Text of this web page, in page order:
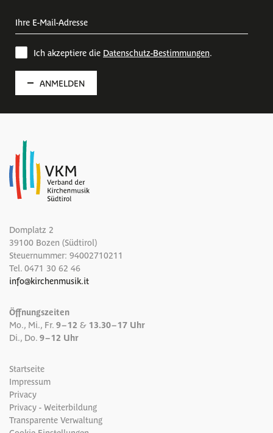
Ich akzeptiere die Datenschutz-Bestimmungen
ANMELDEN
Domplatz 2
39100 Bozen (Südtirol)
Steuernummer: 94002710211
Tel. 0471 30 62 46
info@kirchenmusik.it
Öffnungszeiten
Mo., Mi., Fr. 9 – 12 & 13.30 – 17 Uhr
Di., Do. 9 – 12 Uhr
Startseite
Impressum
Privacy
Privacy - Weiterbildung
Transparente Verwaltung